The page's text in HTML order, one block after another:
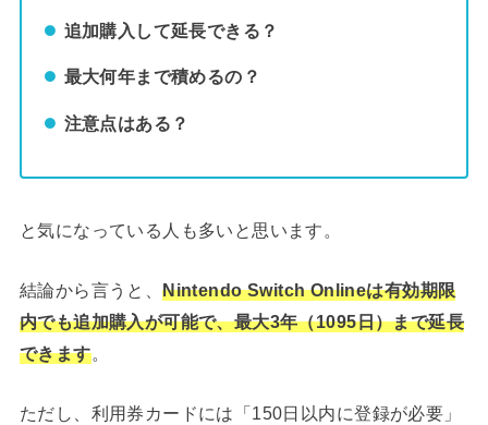
追加購入して延長できる？
最大何年まで積めるの？
注意点はある？
と気になっている人も多いと思います。
結論から言うと、Nintendo Switch Onlineは有効期限
内でも追加購入が可能で、最大3年（1095日）まで延長
できます。
ただし、利用券カードには「150日以内に登録が必要」